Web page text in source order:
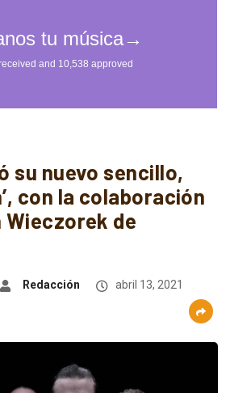
su nuevo sencillo,
con la colaboración
de
Redacción
abril 13, 2021